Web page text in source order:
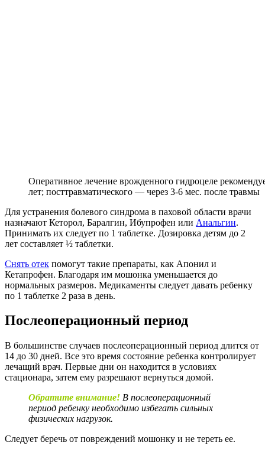
Оперативное лечение врожденного гидроцеле
лет; посттравматического — через 3-6 мес. после травмы
Для устранения болевого синдрома в паховой области врачи
назначают Кеторол, Баралгин, Ибупрофен или Анальгин.
Принимать их следует по 1 таблетке. Дозировка детям до 2
лет составляет ½ таблетки.
Снять отек помогут такие препараты, как Апонил и
Кетапрофен. Благодаря им мошонка уменьшается до
нормальных размеров. Медикаменты следует давать ребенку
по 1 таблетке 2 раза в день.
Послеоперационный период
В большинстве случаев послеоперационный период длится от
14 до 30 дней. Все это время состояние ребенка контролирует
лечащий врач. Первые дни он находится в условиях
стационара, затем ему разрешают вернуться домой.
Обратите внимание! В послеоперационный
период ребенку необходимо избегать сильных
физических нагрузок.
Следует беречь от повреждений мошонку и не тереть ее.